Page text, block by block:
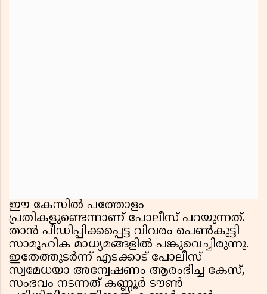
ഈ കേസിൽ പത്തോളം
പ്രതികളുണ്ടെന്നാണ് പോലീസ് പറയുന്നത്.
താൻ പീഡിപ്പിക്കപ്പെട്ട വിവരം പെൺകുട്ടി
സാമൂഹിക മാധ്യമങ്ങളിൽ പങ്കുവെച്ചിരുന്നു.
ഇതേത്തുടർന്ന് എടക്കാട് പോലീസ്
സ്വമേധയാ അന്വേഷണം ആരംഭിച്ച കേസ്,
സംഭവം നടന്നത് കണ്ണൂർ ടൗൺ